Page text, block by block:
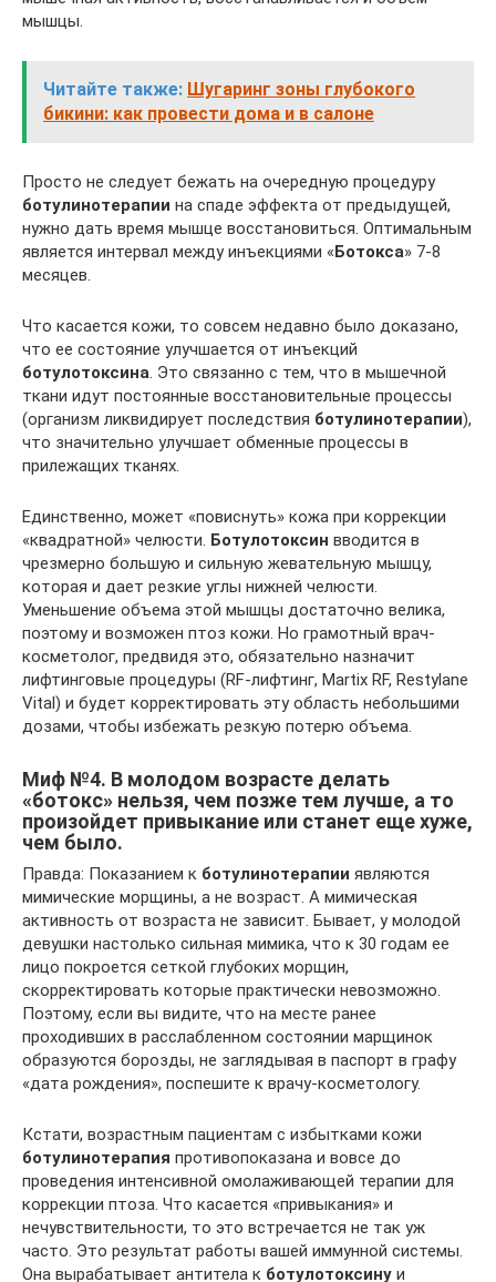
мышцы.
Читайте также: Шугаринг зоны глубокого
бикини: как провести дома и в салоне
Просто не следует бежать на очередную процедуру
ботулинотерапии на спаде эффекта от предыдущей,
нужно дать время мышце восстановиться. Оптимальным
является интервал между инъекциями «Ботокса» 7-8
месяцев.
Что касается кожи, то совсем недавно было доказано,
что ее состояние улучшается от инъекций
ботулотоксина . Это связанно с тем, что в мышечной
ткани идут постоянные восстановительные процессы
(организм ликвидирует последствия ботулинотерапии),
что значительно улучшает обменные процессы в
прилежащих тканях.
Единственно, может «повиснуть» кожа при коррекции
«квадратной» челюсти. Ботулотоксин вводится в
чрезмерно большую и сильную жевательную мышцу,
которая и дает резкие углы нижней челюсти.
Уменьшение объема этой мышцы достаточно велика,
поэтому и возможен птоз кожи. Но грамотный врач-
косметолог, предвидя это, обязательно назначит
лифтинговые процедуры (RF-лифтинг, Martix RF, Restylane
Vital) и будет корректировать эту область небольшими
дозами, чтобы избежать резкую потерю объема.
Миф №4. В молодом возрасте делать
«ботокс» нельзя, чем позже тем лучше, а то
произойдет привыкание или станет еще хуже,
чем было.
Правда: Показанием к ботулинотерапии являются
мимические морщины, а не возраст. А мимическая
активность от возраста не зависит. Бывает, у молодой
девушки настолько сильная мимика, что к 30 годам ее
лицо покроется сеткой глубоких морщин,
скорректировать которые практически невозможно.
Поэтому, если вы видите, что на месте ранее
проходивших в расслабленном состоянии марщинок
образуются борозды, не заглядывая в паспорт в графу
«дата рождения», поспешите к врачу-косметологу.
Кстати, возрастным пациентам с избытками кожи
ботулинотерапия противопоказана и вовсе до
проведения интенсивной омолаживающей терапии для
коррекции птоза. Что касается «привыкания» и
нечувствительности, то это встречается не так уж
часто. Это результат работы вашей иммунной системы.
Она вырабатывает антитела к ботулотоксину и